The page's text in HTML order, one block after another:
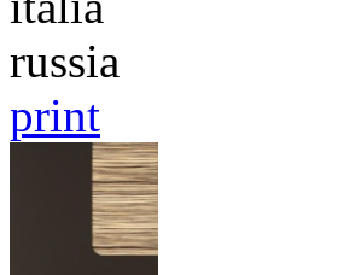
russia
print